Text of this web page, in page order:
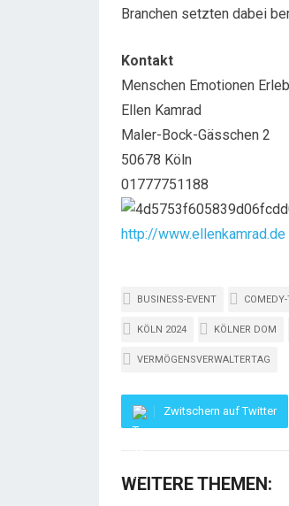
Branchen setzten dabei
Kontakt
Menschen Emotionen
Ellen Kamrad
Maler-Bock-Gässchen 2
50678 Köln
01777751188
http://www.ellenkamrad.de
BUSINESS-EVENT
KÖLN 2024 KÖLNER DOM
VERMÖGENSVERWALTERTAG
Zwitschern auf Twitter
WEITERE THEMEN: